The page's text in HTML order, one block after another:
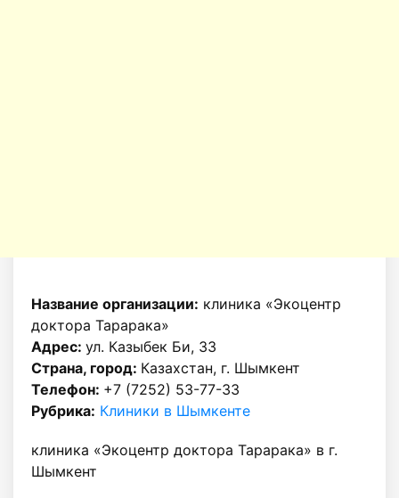
Название организации: клиника «Экоцентр
доктора Тарарака»
Адрес: ул. Казыбек Би, 33
Страна, город: Казахстан, г. Шымкент
Телефон: +7 (7252) 53-77-33
Рубрика: Клиники в Шымкенте
клиника «Экоцентр доктора Тарарака» в г.
Шымкент